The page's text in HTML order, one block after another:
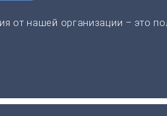
от нашей организации – это